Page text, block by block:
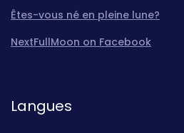
Êtes-vous né en pleine lune?
NextFullMoon on Facebook
Langues